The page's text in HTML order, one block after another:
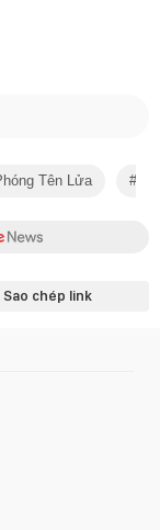
Tên Lửa
Sao chép link